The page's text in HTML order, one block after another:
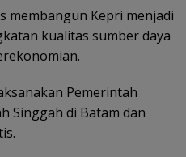
membangun Kepri menjadi
kualitas sumber daya
Pemerintah
Singgah di Batam dan
Miliar,
Pangan Daerah,
Bupati Natuna Dorong
Sinergi Percepatan
Reforma Agraria